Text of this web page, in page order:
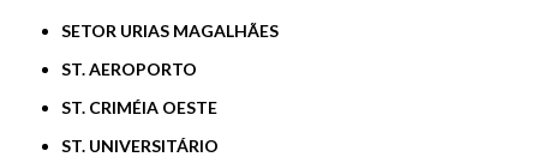
SETOR URIAS MAGALHÃES
ST. AEROPORTO
ST. CRIMÉIA OESTE
ST. UNIVERSITÁRIO